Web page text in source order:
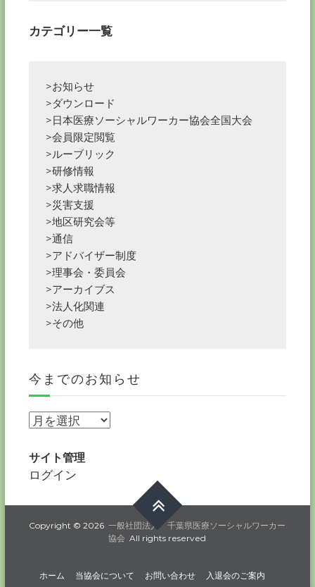
カテゴリー一覧
>お知らせ
>ダウンロード
>日本医療ソーシャルワーカー協会全国大会
>会員限定閲覧
>ルーブリック
>研修情報
>求人求職情報
>災害支援
>地区研究会等
>通信
>アドバイザー制度
>理事会・委員会
>アーカイブス
>法人化関連
>その他
今までのお知らせ
今
で
の
知
ら
サイト管理
ログイン
Copyright © 2026一般社団法人 千葉県医療ソーシャルワーカー
協会 All rights reserved
ホーム 当協会について お問い合わせ 入退会のご案内